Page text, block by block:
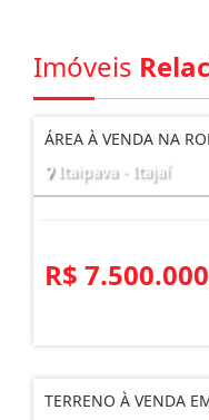
Imóveis
ÁREA À VENDA NA
Itaipava - Itajaí
R$
TERRENO À VENDA